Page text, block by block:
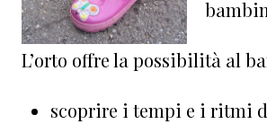
L’orto offre la possibilità al
scoprire i tempi e i ritmi